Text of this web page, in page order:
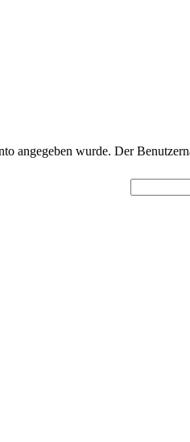
angegeben wurde. Der